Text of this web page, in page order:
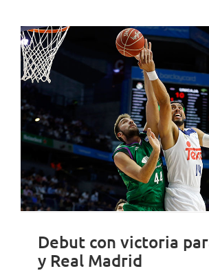
Debut con victoria
y Real Madrid